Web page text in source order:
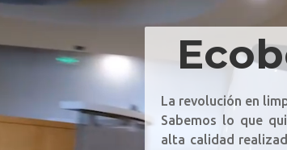
La revolución en
Sabemos lo que
alta calidad